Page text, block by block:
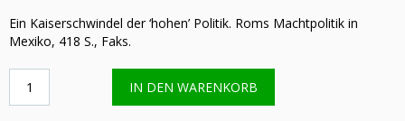
Ein Kaiserschwindel der ‘hohen’ Politik. Roms Machtpolitik in
Mexiko, 418 S., Faks.
Löhde:
IN DEN WARENKORB